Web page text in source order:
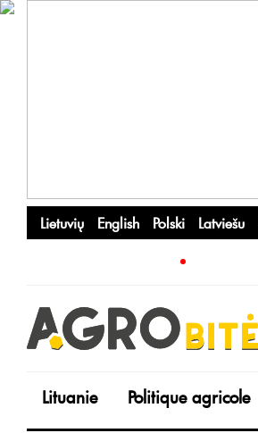
Lietuvių English Polski Latviešu
Lituanie Politique agricole